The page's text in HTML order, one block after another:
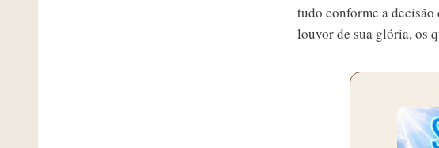
tudo conforme a decisão
louvor de sua glória, os